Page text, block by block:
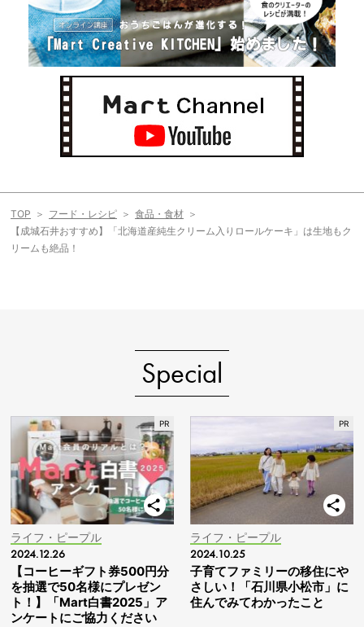
TOP フード・レシピ
食品・食材
【成城石井おすすめ】「北海道産純生クリーム入りロールケーキ」は生地もク
リームも絶品！
Special
ライフ・ピープル
2024.12.26
【コーヒーギフト券500円分
を抽選で50名様にプレゼン
ト！】「Mart白書2025」ア
ンケートにご協力ください
ライフ・ピープル
2024.10.25
子育てファミリーの移住にや
さしい！「石川県小松市」に
住んでみてわかったこと